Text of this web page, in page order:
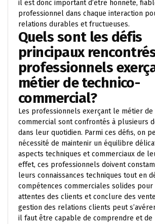
il est donc important d’être honnête,
professionnel dans chaque interaction
relations durables et fructueuses.
Quels sont les défis
principaux
professionnels
métier de technico-
commercial?
Les professionnels exerçant le métier de
commercial sont confrontés à plusieurs
dans leur quotidien. Parmi ces défis, on
nécessité de maintenir un équilibre
aspects techniques et commerciaux de
effet, ces professionnels doivent
leurs connaissances techniques tout en
compétences commerciales solides
attentes des clients et conclure des
gestion des relations clients peut
il faut être capable de comprendre et de